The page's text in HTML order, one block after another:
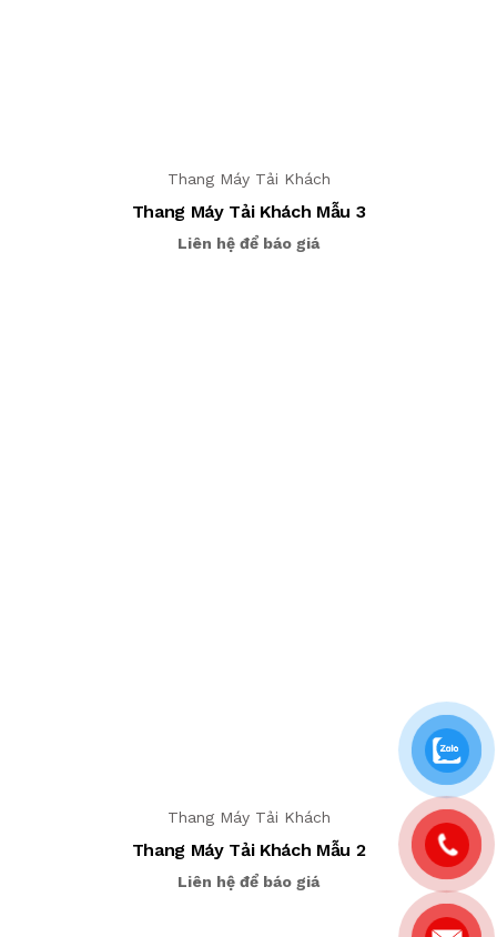
Thang Máy Tải Khách
Thang Máy Tải Khách Mẫu 3
Liên hệ để báo giá
Thang Máy Tải Khách
Thang Máy Tải Khách Mẫu 2
Liên hệ để báo giá